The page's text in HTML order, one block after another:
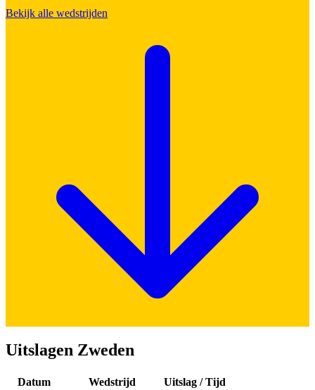
Bekijk alle wedstrijden
Uitslagen Zweden
Datum Wedstrijd
Uitslag / Tijd